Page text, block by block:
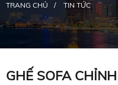
TRANG CHỦ TIN TỨC
GHẾ SOFA